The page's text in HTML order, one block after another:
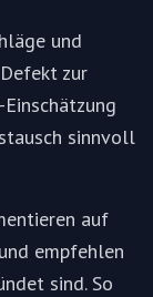
und
zur
sinnvoll
auf
empfehlen
sind. So